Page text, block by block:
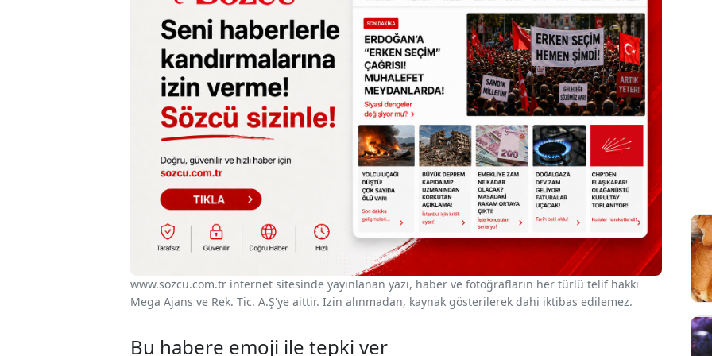
www.sozcu.com.tr internet sitesinde yayınlanan yazı, haber ve fotoğrafların her türlü telif hakkı
Mega Ajans ve Rek. Tic. A.Ş'ye aittir. İzin alınmadan, kaynak gösterilerek dahi iktibas edilemez.
Bu habere emoji ile tepki ver